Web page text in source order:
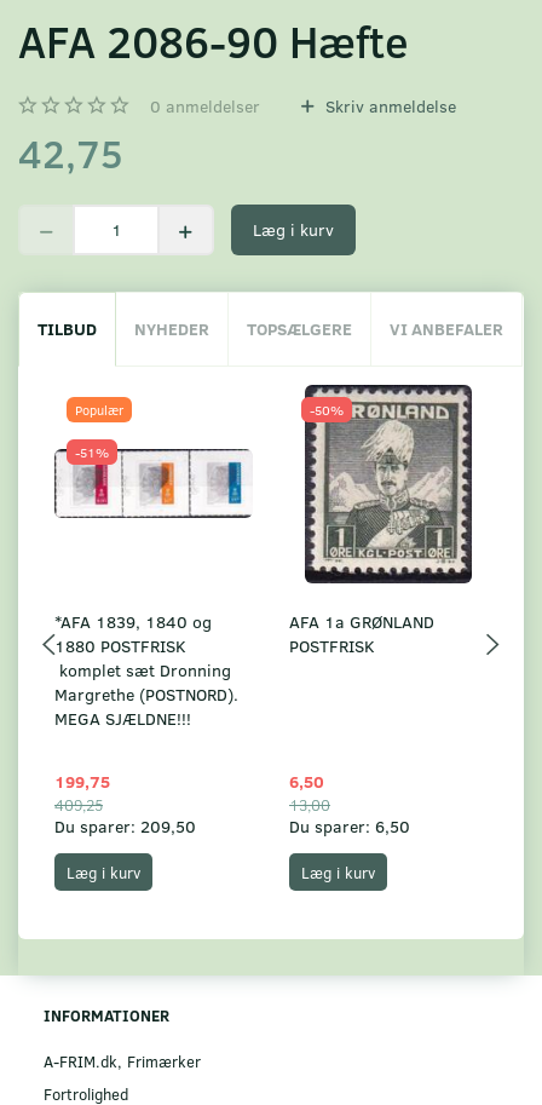
AFA 2086-90 Hæfte
0 anmeldelser Skriv anmeldelse
42,75
Læg i kurv
TILBUD NYHEDER TOPSÆLGERE VI ANBEFALER
Populær
-51%
*AFA 1839, 1840 og
1880 POSTFRISK
komplet sæt Dronning
Margrethe (POSTNORD).
MEGA SJÆLDNE!!!
199,75
409,25
Du sparer: 209,50
Læg i kurv
-50%
AFA 1a GRØNLAND
POSTFRISK
6,50
13,00
Du sparer: 6,50
Læg i kurv
INFORMATIONER
A-FRIM.dk, Frimærker
Fortrolighed